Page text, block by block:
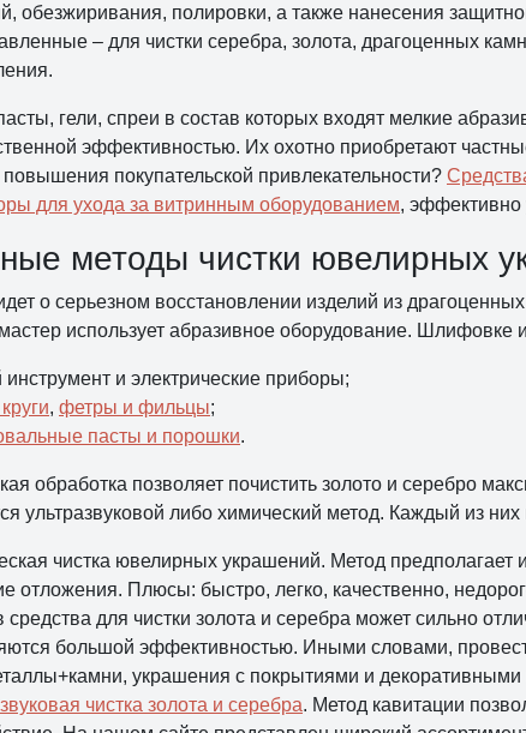
обезжиривания, полировки, а также нанесения
– для чистки серебра, золота, драгоценных
гели, спреи в состав которых входят мелкие
эффективностью. Их охотно приобретают
покупательской привлекательности?
для ухода за витринным оборудованием,
методы чистки ювелирных
о серьезном восстановлении изделий из
использует абразивное оборудование.
инструмент и электрические приборы;
, фетры и фильцы;
пасты и порошки.
обработка позволяет почистить золото и серебро
ультразвуковой либо химический метод. Каждый из
чистка ювелирных украшений. Метод
отложения. Плюсы: быстро, легко, качественно,
средства для чистки золота и серебра может сильно
большой эффективностью. Иными словами,
украшения с покрытиями и декоративными
чистка золота и серебра. Метод кавитации